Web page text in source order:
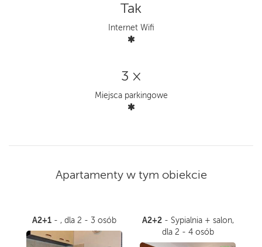
Tak
Internet Wifi
3 ×
Miejsca parkingowe
Apartamenty w tym obiekcie
A2+1 - , dla 2 - 3 osób A2+2- Sypialnia + salon,
dla 2 - 4 osób